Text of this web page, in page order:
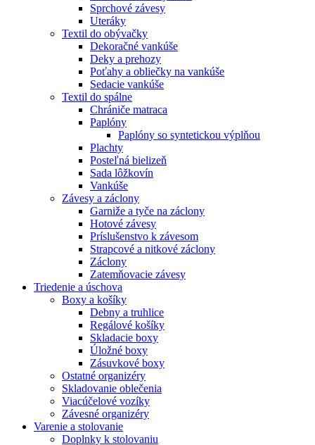
Sprchové závesy
Uteráky
Textil do obývačky
Dekoračné vankúše
Deky a prehozy
Poťahy a obliečky na vankúše
Sedacie vankúše
Textil do spálne
Chrániče matraca
Paplóny
Paplóny so syntetickou výplňou
Plachty
Posteľná bielizeň
Sada lôžkovín
Vankúše
Závesy a záclony
Garniže a tyče na záclony
Hotové závesy
Príslušenstvo k závesom
Strapcové a nitkové záclony
Záclony
Zatemňovacie závesy
Triedenie a úschova
Boxy a košíky
Debny a truhlice
Regálové košíky
Skladacie boxy
Úložné boxy
Zásuvkové boxy
Ostatné organizéry
Skladovanie oblečenia
Viacúčelové vozíky
Závesné organizéry
Varenie a stolovanie
Doplnky k stolovaniu